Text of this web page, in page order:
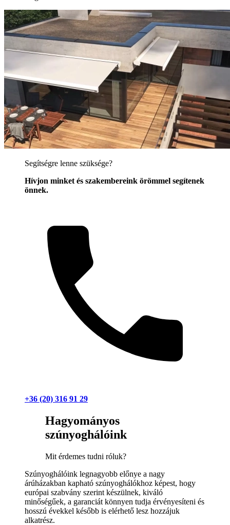
Segítségre lenne szüksége?
Hívjon minket és szakembereink örömmel segítenek
önnek.
+36 (20) 316 91 29
Hagyományos
szúnyoghálóink
Mit érdemes tudni róluk?
Szúnyoghálóink legnagyobb előnye a nagy
árúházakban kapható szúnyoghálókhoz képest, hogy
európai szabvány szerint készülnek, kiváló
minőségűek, a garanciát könnyen tudja érvényesíteni és
hosszú évekkel később is elérhető lesz hozzájuk
alkatrész.